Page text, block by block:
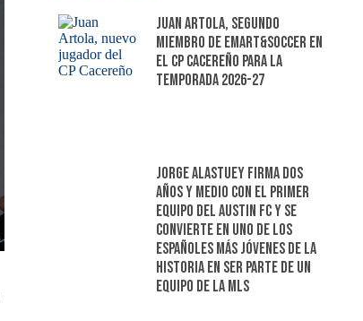
Juan Artola, segundo
miembro de Emart&Soccer en
el CP Cacereño para la
temporada 2026-27
Jorge Alastuey firma dos
años y medio con el primer
equipo del Austin FC y se
convierte en uno de los
españoles más jóvenes de la
historia en ser parte de un
equipo de la MLS